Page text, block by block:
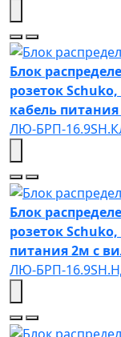
Блок
розеток
кабель
ЛЮ-БРП-
Блок
розеток
питания 2м с
ЛЮ-БРП-